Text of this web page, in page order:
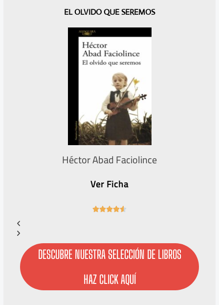
6
EL OLVIDO QUE SEREMOS
Héctor Abad Faciolince
Ver Ficha

5
DESCUBRE NUESTRA SELECCIÓN DE LIBROS
HAZ CLICK AQUÍ